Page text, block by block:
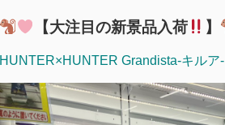
【大注目の新景品入荷 】
HUNTER×HUNTER Grandista-キルア-